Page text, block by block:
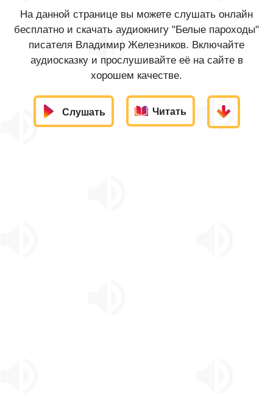
На данной странице вы можете слушать онлайн
бесплатно и скачать аудиокнигу "Белые пароходы"
писателя Владимир Железников. Включайте
аудиосказку и прослушивайте её на сайте в
хорошем качестве.
Слушать Читать